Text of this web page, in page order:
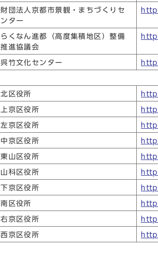
財団法人京都市景観・まちづくりセ
ンター
らくなん進都（高度集積地区）整備
推進協議会
呉竹文化センター
北区役所
上京区役所
左京区役所
中京区役所
東山区役所
山科区役所
下京区役所
南区役所
右京区役所
西京区役所